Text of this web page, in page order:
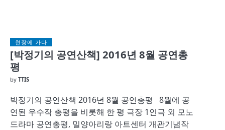
현장에 가다
[박정기의 공연산책] 2016년 8월 공연총
평
by TTIS
박정기의 공연산책 2016년 8월 공연총평 8월에 공
연된 우수작 총평을 비롯해 한 평 극장 1인극 외 모노
드라마 공연총평, 밀양아리랑 아트센터 개관기념작